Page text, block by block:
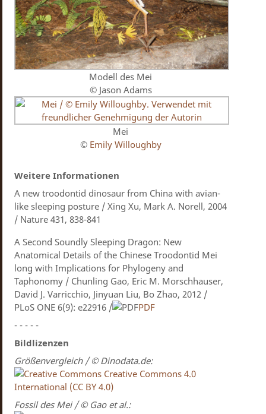
Modell des Mei
© Jason Adams
Mei
© Emily Willoughby
Weitere Informationen
A new troodontid dinosaur from China with avian-
like sleeping posture / Xing Xu, Mark A. Norell, 2004
/ Nature 431, 838-841
A Second Soundly Sleeping Dragon: New
Anatomical Details of the Chinese Troodontid Mei
long with Implications for Phylogeny and
Taphonomy / Chunling Gao, Eric M. Morschhauser,
David J. Varricchio, Jinyuan Liu, Bo Zhao, 2012 /
PLoS ONE 6(9): e22916 /
PDF
- - - - -
Bildlizenzen
Größenvergleich / © Dinodata.de:
Creative Commons 4.0
International (CC BY 4.0)
Fossil des Mei / © Gao et al.: